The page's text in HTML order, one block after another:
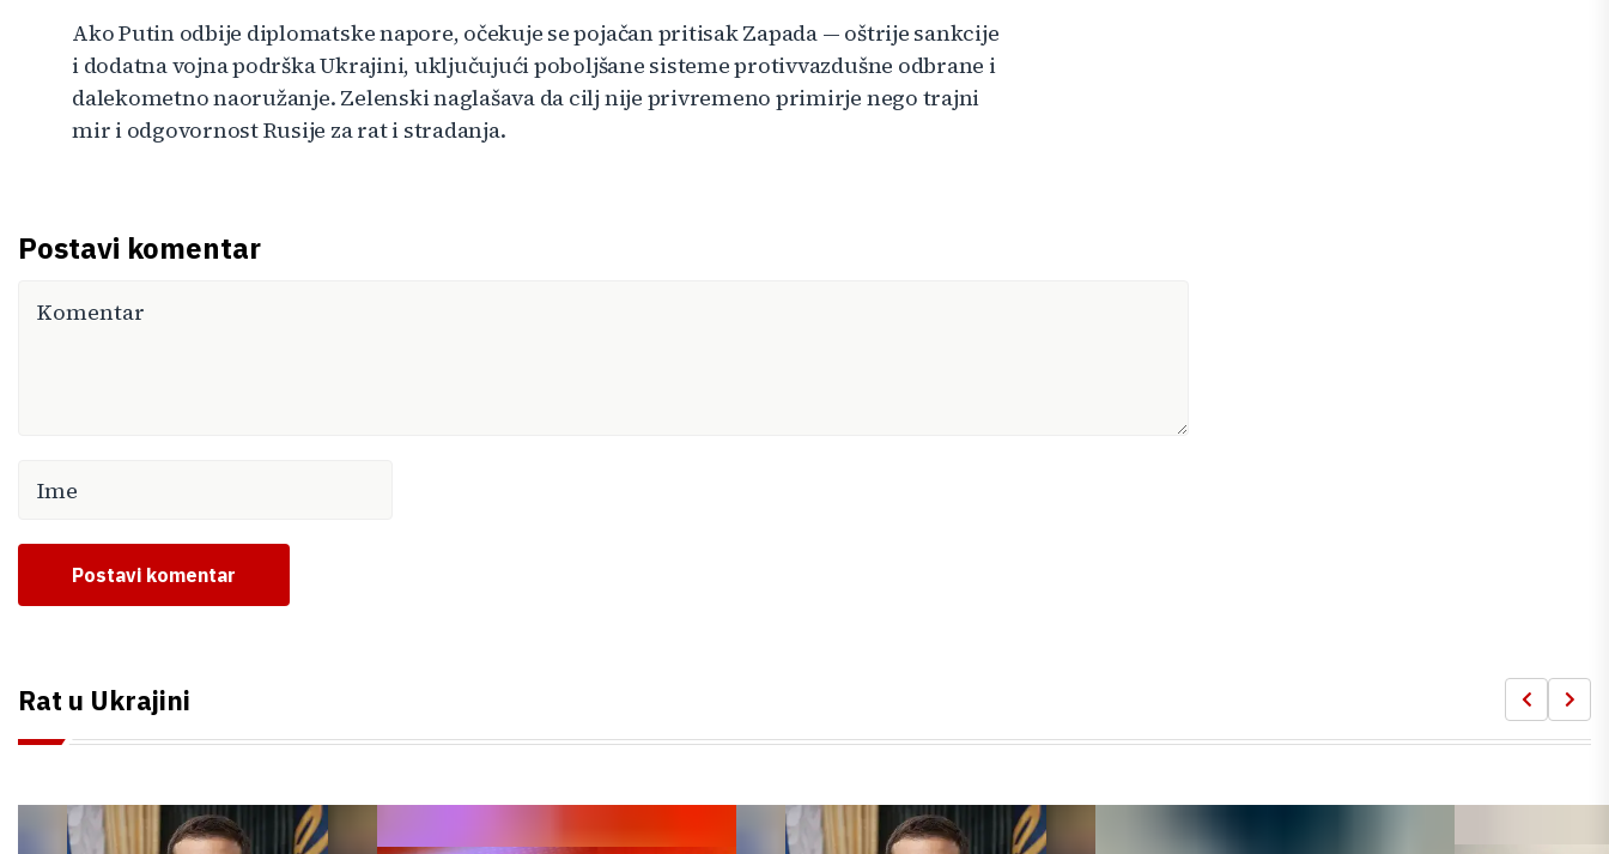
Ako Putin odbije diplomatske napore, očekuje se pojačan pritisak Zapada — oštrije sankcije
i dodatna vojna podrška Ukrajini, uključujući poboljšane sisteme protivvazdušne odbrane i
dalekometno naoružanje. Zelenski naglašava da cilj nije privremeno primirje nego trajni
mir i odgovornost Rusije za rat i stradanja.
Postavi komentar
Postavi komentar
Rat u Ukrajini